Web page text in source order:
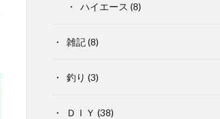
ハイエース (8)
雑記(8)
釣り (3)
ＤＩＹ (38)